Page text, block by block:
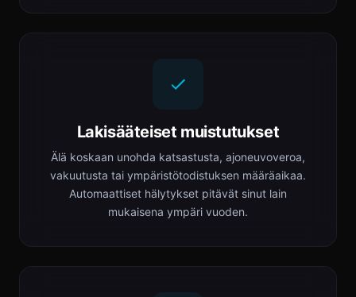
Lakisääteiset muistutukset
Älä koskaan unohda katsastusta, ajoneuvoveroa,
vakuutusta tai ympäristötodistuksen määräaikaa.
Automaattiset hälytykset pitävät sinut lain
mukaisena ympäri vuoden.